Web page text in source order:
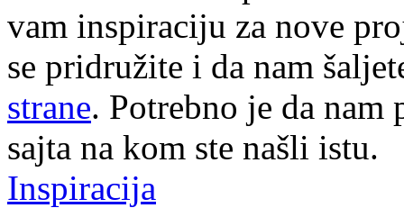
vam inspiraciju za nove
se pridružite i da nam
strane. Potrebno je da
sajta na kom ste našli istu.
Inspiracija